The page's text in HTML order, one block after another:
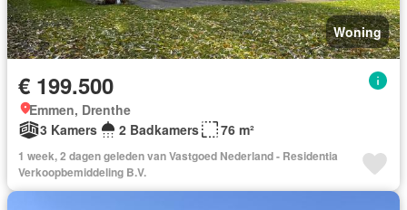
Woning
€ 199.500
Emmen, Drenthe
3 Kamers
2 Badkamers 76 m²
1 week, 2 dagen geleden van Vastgoed Nederland - Residentia
Verkoopbemiddeling B.V.